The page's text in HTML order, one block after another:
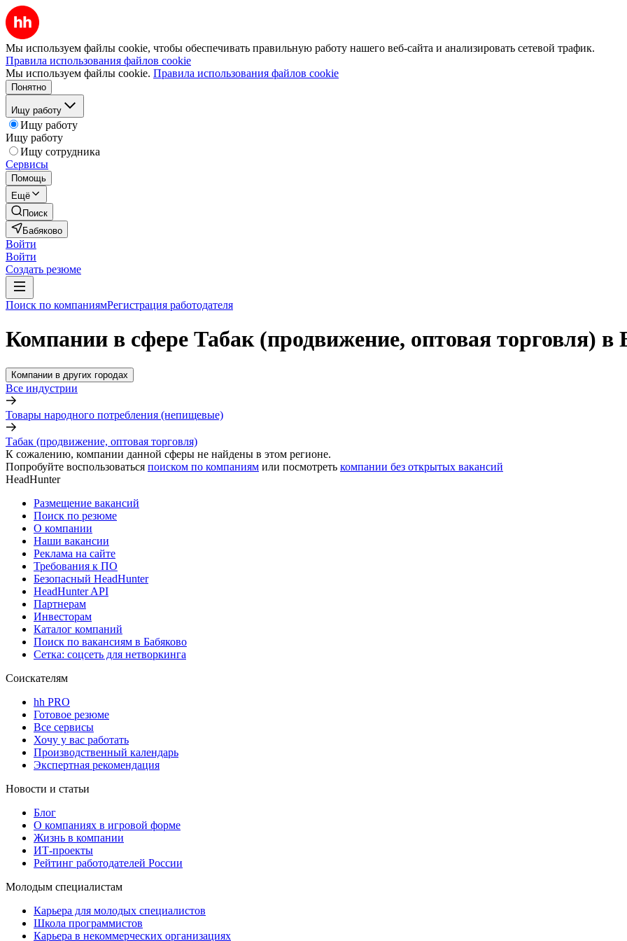
Мы используем файлы cookie, чтобы обеспечивать правильную работу нашего веб-сайта и анализировать сетевой трафик.
Правила использования файлов cookie
Мы используем файлы cookie. Правила использования файлов cookie
Понятно
Ищу работу
Ищу работу
Ищу работу
Ищу сотрудника
Сервисы
Помощь
Ещё
Поиск
Бабяково
Войти
Войти
Создать резюме
Поиск по компаниямРегистрация работодателя
Компании в сфере Табак (продвижение, оптовая торговля) в
Компании в других городах
Все индустрии
Товары народного потребления (непищевые)
Табак (продвижение, оптовая торговля)
К сожалению, компании данной сферы не найдены в этом регионе.
Попробуйте воспользоваться поиском по компаниям или посмотреть компании без открытых вакансий
HeadHunter
Размещение вакансий
Поиск по резюме
О компании
Наши вакансии
Реклама на сайте
Требования к ПО
Безопасный HeadHunter
HeadHunter API
Партнерам
Инвесторам
Каталог компаний
Поиск по вакансиям в Бабяково
Сетка: соцсеть для нетворкинга
Соискателям
hh PRO
Готовое резюме
Все сервисы
Хочу у вас работать
Производственный календарь
Экспертная рекомендация
Новости и статьи
Блог
О компаниях в игровой форме
Жизнь в компании
ИТ-проекты
Рейтинг работодателей России
Молодым специалистам
Карьера для молодых специалистов
Школа программистов
Карьера в некоммерческих организациях